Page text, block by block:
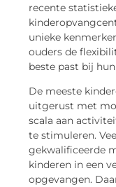
recente
unieke
ouders de
beste past bij
De meeste
uitgerust met
scala aan
te stimuleren.
gekwalificeerde
kinderen in een
opgevangen.